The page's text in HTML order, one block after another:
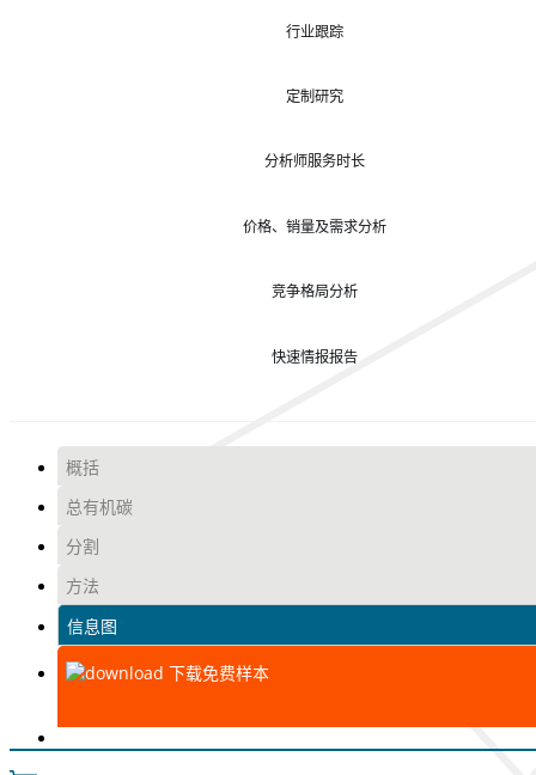
行业跟踪
定制研究
分析师服务时长
价格、销量及需求分析
竞争格局分析
快速情报报告
概括
总有机碳
分割
方法
信息图
下载免费样本